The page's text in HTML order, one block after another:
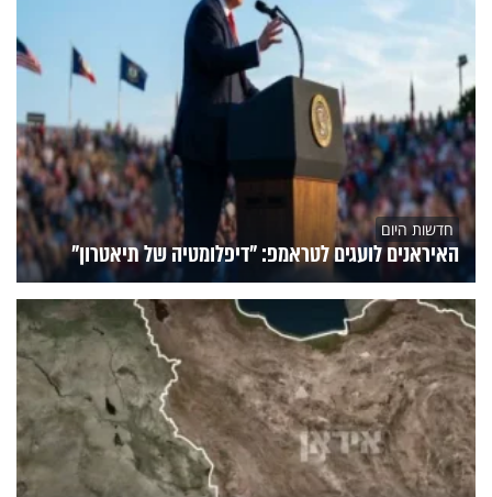
חדשות היום
האיראנים לועגים לטראמפ: "דיפלומטיה של תיאטרון"